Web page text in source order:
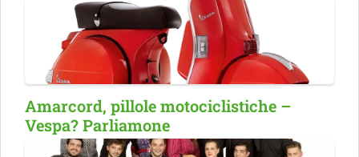
Amarcord, pillole motociclistiche –
Vespa? Parliamone